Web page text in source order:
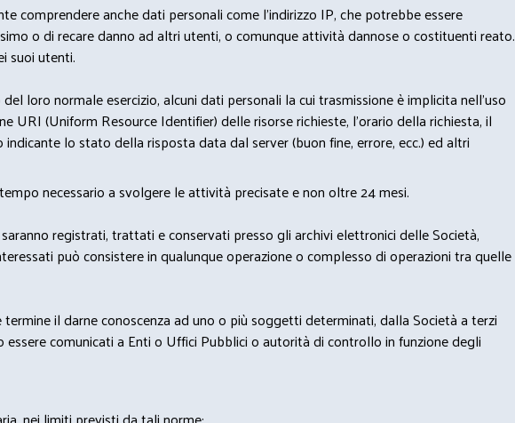
comprendere anche dati personali come l'indirizzo IP, che potrebbe essere
o di recare danno ad altri utenti, o comunque attività dannose o costituenti reato.
suoi utenti.
loro normale esercizio, alcuni dati personali la cui trasmissione è implicita nell'uso
(Uniform Resource Identifier) delle risorse richieste, l'orario della richiesta, il
lo stato della risposta data dal server (buon fine, errore, ecc.) ed altri
necessario a svolgere le attività precisate e non oltre 24 mesi.
registrati, trattati e conservati presso gli archivi elettronici delle Società,
può consistere in qualunque operazione o complesso di operazioni tra quelle
il darne conoscenza ad uno o più soggetti determinati, dalla Società a terzi
comunicati a Enti o Uffici Pubblici o autorità di controllo in funzione degli